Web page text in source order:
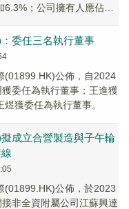
；公司擁有人應佔溢
委任三名執行董事
(01899.HK)公佈，自2024
委任為執行董事；王進獲
獲委任為執行董事。
成立合營製造與子午輪
(01899.HK)公佈，於2023
非全資附屬公司江蘇興達